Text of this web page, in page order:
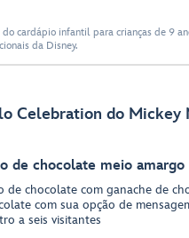
do cardápio infantil para crianças de 9
da Disney.
Celebration do Mickey
de chocolate meio amargo
de chocolate com ganache de
com sua opção de
a seis visitantes